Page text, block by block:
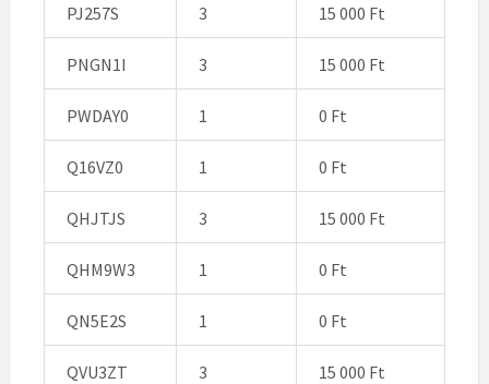
PJ257S 3 15 000 Ft
PNGN1I 3 15 000 Ft
PWDAY0 1 0 Ft
Q16VZ0 1 0 Ft
QHJTJS 3 15 000 Ft
QHM9W3 1 0 Ft
QN5E2S 1 0 Ft
QVU3ZT 3 15 000 Ft